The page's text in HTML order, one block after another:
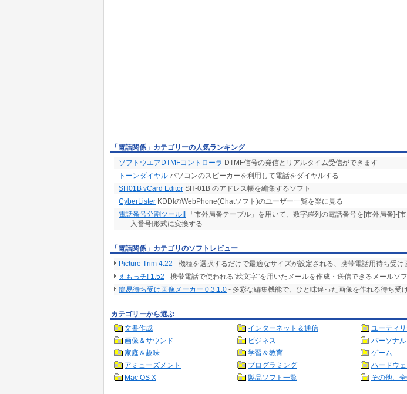
「電話関係」カテゴリーの人気ランキング
ソフトウエアDTMFコントローラ DTMF信号の発信とリアルタイム受信ができます
トーンダイヤル パソコンのスピーカーを利用して電話をダイヤルする
SH01B vCard Editor SH-01B のアドレス帳を編集するソフト
CyberLister KDDIのWebPhone(Chatソフト)のユーザー一覧を楽に見る
電話番号分割ツールII
「市外局番テーブル」を用いて、数字羅列の電話番号を[市外局番]-[
入番号]形式に変換する
「電話関係」カテゴリのソフトレビュー
Picture Trim 4.22 - 機種を選択するだけで最適なサイズが設定される、携帯電話用待ち受け
えもっチ! 1.52 - 携帯電話で使われる“絵文字”を用いたメールを作成・送信できるメールソ
簡易待ち受け画像メーカー 0.3.1.0 - 多彩な編集機能で、ひと味違った画像を作れる待ち受
カテゴリーから選ぶ
文書作成
インターネット＆通信
ユーティリ
画像＆サウンド
ビジネス
パーソナル
家庭＆趣味
学習＆教育
ゲーム
アミューズメント
プログラミング
ハードウ
Mac OS X
製品ソフト一覧 その他、